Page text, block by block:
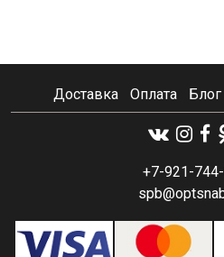
Доставка Оплата Блог
+7-921-